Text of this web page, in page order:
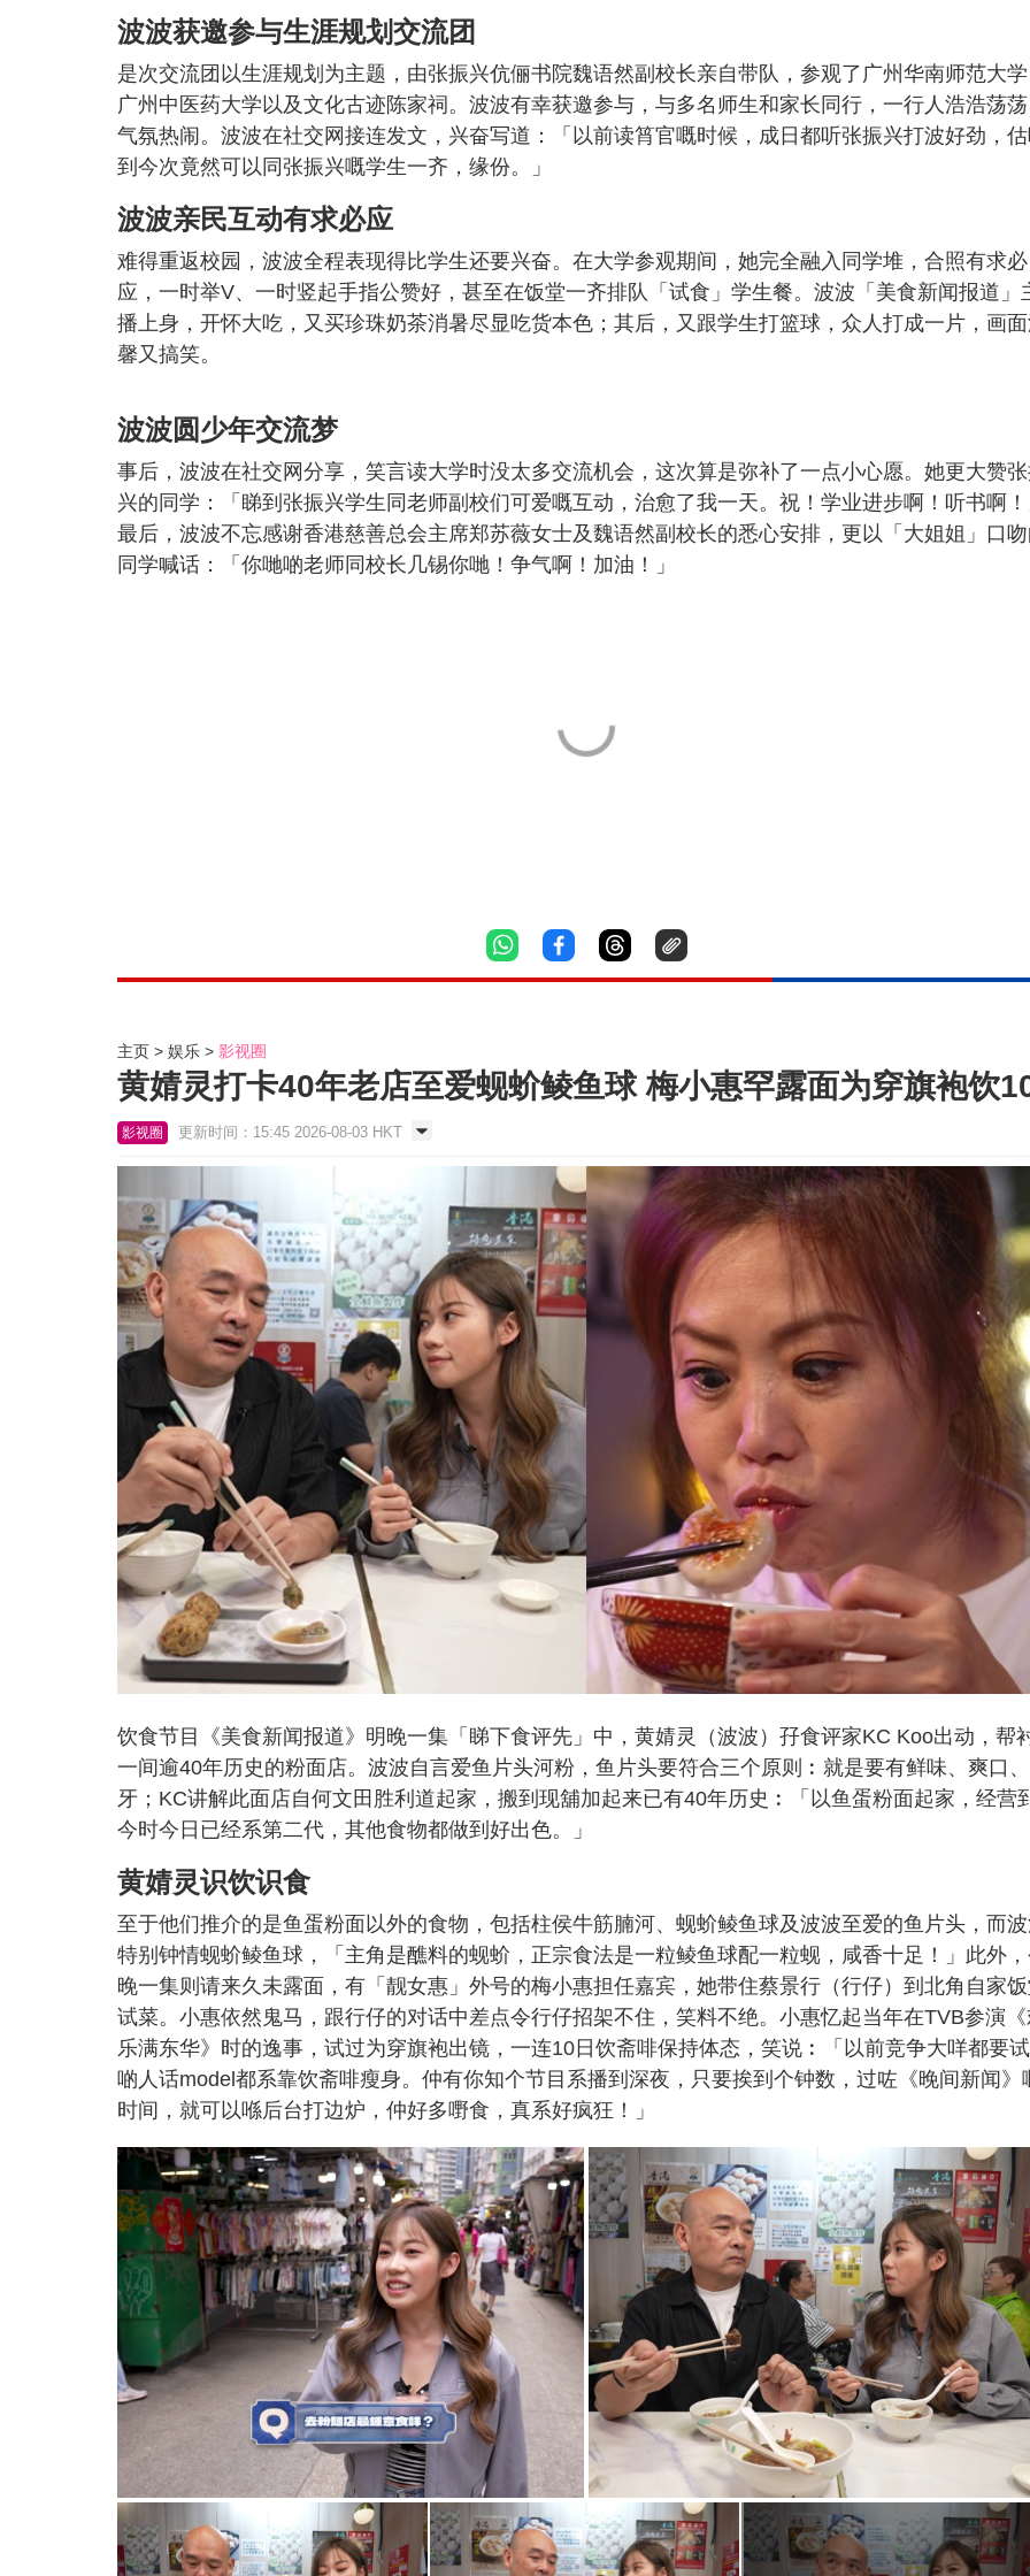
波波获邀参与生涯规划交流团
是次交流团以生涯规划为主题，由张振兴伉俪书院魏语然副校长亲自带队，参观了广州华南师范大
广州中医药大学以及文化古迹陈家祠。波波有幸获邀参与，与多名师生和家长同行，一行人浩浩荡
气氛热闹。波波在社交网接连发文，兴奋写道：「以前读筲官嘅时候，成日都听张振兴打波好劲，
到今次竟然可以同张振兴嘅学生一齐，缘份。」
波波亲民互动有求必应
难得重返校园，波波全程表现得比学生还要兴奋。在大学参观期间，她完全融入同学堆，合照有求必
应，一时举V、一时竖起手指公赞好，甚至在饭堂一齐排队「试食」学生餐。波波「美食新闻报道」
播上身，开怀大吃，又买珍珠奶茶消暑尽显吃货本色；其后，又跟学生打篮球，众人打成一片，画
馨又搞笑。
波波圆少年交流梦
事后，波波在社交网分享，笑言读大学时没太多交流机会，这次算是弥补了一点小心愿。她更大赞
兴的同学：「睇到张振兴学生同老师副校们可爱嘅互动，治愈了我一天。祝！学业进步啊！听书啊
最后，波波不忘感谢香港慈善总会主席郑苏薇女士及魏语然副校长的悉心安排，更以「大姐姐」口
同学喊话：「你哋啲老师同校长几锡你哋！争气啊！加油！」
主页 娱乐 影视圈
黄婧灵打卡40年老店至爱蚬蚧鲮鱼球 梅小惠罕露面为穿旗袍饮
影视圈 更新时间：15:45 2026-08-03 HKT
饮食节目《美食新闻报道》明晚一集「睇下食评先」中，黄婧灵（波波）孖食评家KC Koo出动，帮
一间逾40年历史的粉面店。波波自言爱鱼片头河粉，鱼片头要符合三个原则︰就是要有鲜味、爽口
牙；KC讲解此面店自何文田胜利道起家，搬到现舖加起来已有40年历史︰「以鱼蛋粉面起家，经营
今时今日已经系第二代，其他食物都做到好出色。」
黄婧灵识饮识食
至于他们推介的是鱼蛋粉面以外的食物，包括柱侯牛筋腩河、蚬蚧鲮鱼球及波波至爱的鱼片头，而
特别钟情蚬蚧鲮鱼球，「主角是醮料的蚬蚧，正宗食法是一粒鲮鱼球配一粒蚬，咸香十足！」此外
晚一集则请来久未露面，有「靓女惠」外号的梅小惠担任嘉宾，她带住蔡景行（行仔）到北角自家
试菜。小惠依然鬼马，跟行仔的对话中差点令行仔招架不住，笑料不绝。小惠忆起当年在TVB参演
乐满东华》时的逸事，试过为穿旗袍出镜，一连10日饮斋啡保持体态，笑说︰「以前竞争大咩都要
啲人话model都系靠饮斋啡瘦身。仲有你知个节目系播到深夜，只要挨到个钟数，过咗《晚间新闻》
时间，就可以喺后台打边炉，仲好多嘢食，真系好疯狂！」